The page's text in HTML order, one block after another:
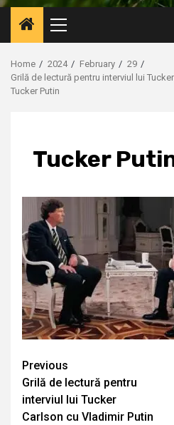
Primary
Menu
Home 2024 February
29
Grilă de lectură pentru interviul lui
Tucker Putin
Tucker
Continue
Reading
Previous
Grilă de lectură pentru
interviul lui Tucker
Carlson cu Vladimir Putin